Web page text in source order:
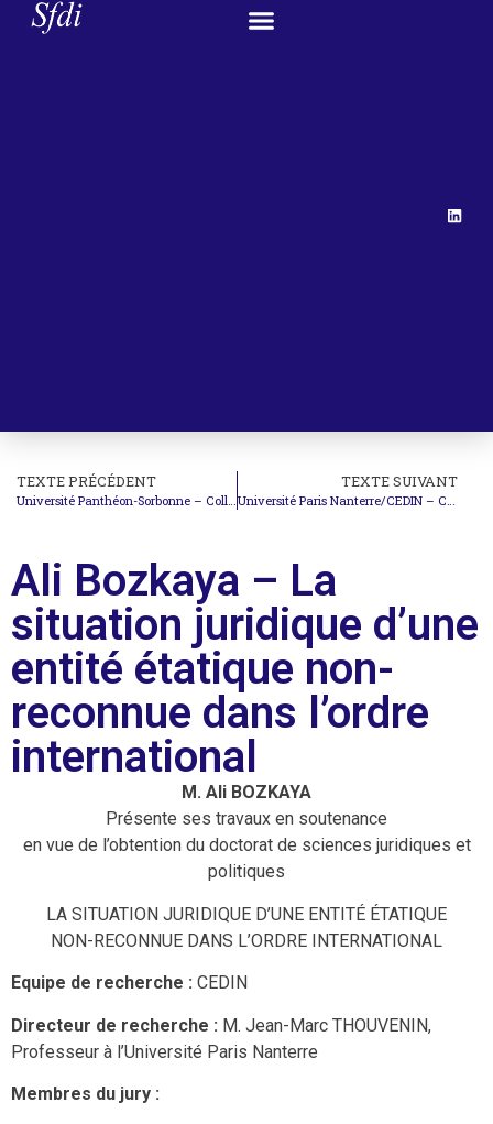
TEXTE PRÉCÉDENT TEXTE SUIVANT
Ali Bozkaya – La
situation juridique d’une
entité étatique non-
reconnue dans l’ordre
international
M. Ali BOZKAYA
Présente ses travaux en soutenance
en vue de l’obtention du doctorat de sciences juridiques et
politiques
LA SITUATION JURIDIQUE D’UNE ENTITÉ ÉTATIQUE
NON-RECONNUE DANS L’ORDRE INTERNATIONAL
Equipe de recherche : CEDIN
Directeur de recherche : M. Jean-Marc THOUVENIN,
Professeur à l’Université Paris Nanterre
Membres du jury :